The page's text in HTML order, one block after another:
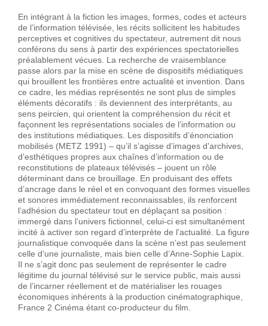
En intégrant à la fiction les images, formes, codes et acteurs
de l’information télévisée, les récits sollicitent les habitudes
perceptives et cognitives du spectateur, autrement dit nous
conférons du sens à partir des expériences spectatorielles
préalablement vécues. La recherche de vraisemblance
passe alors par la mise en scène de dispositifs médiatiques
qui brouillent les frontières entre actualité et invention. Dans
ce cadre, les médias représentés ne sont plus de simples
éléments décoratifs : ils deviennent des interprétants, au
sens peircien, qui orientent la compréhension du récit et
façonnent les représentations sociales de l’information ou
des institutions médiatiques. Les dispositifs d’énonciation
mobilisés (METZ 1991) – qu’il s’agisse d’images d’archives,
d’esthétiques propres aux chaînes d’information ou de
reconstitutions de plateaux télévisés – jouent un rôle
déterminant dans ce brouillage. En produisant des effets
d’ancrage dans le réel et en convoquant des formes visuelles
et sonores immédiatement reconnaissables, ils renforcent
l’adhésion du spectateur tout en déplaçant sa position :
immergé dans l’univers fictionnel, celui-ci est simultanément
incité à activer son regard d’interprète de l’actualité. La figure
journalistique convoquée dans la scène n’est pas seulement
celle d’une journaliste, mais bien celle d’Anne-Sophie Lapix.
Il ne s’agit donc pas seulement de représenter le cadre
légitime du journal télévisé sur le service public, mais aussi
de l’incarner réellement et de matérialiser les rouages
économiques inhérents à la production cinématographique,
France 2 Cinéma étant co-producteur du film.